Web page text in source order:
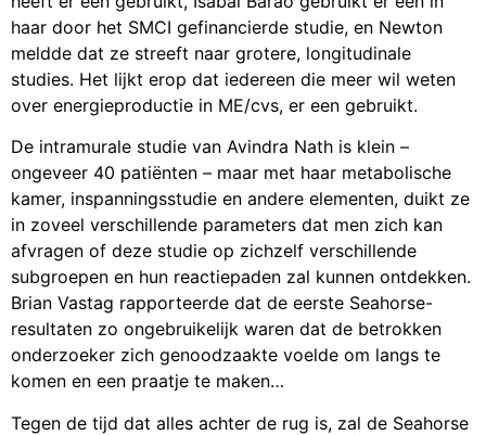
haar door het SMCI gefinancierde studie, en Newton
meldde dat ze streeft naar grotere, longitudinale
studies. Het lijkt erop dat iedereen die meer wil weten
over energieproductie in ME/cvs, er een gebruikt.
De intramurale studie van Avindra Nath is klein –
ongeveer 40 patiënten – maar met haar metabolische
kamer, inspanningsstudie en andere elementen, duikt ze
in zoveel verschillende parameters dat men zich kan
afvragen of deze studie op zichzelf verschillende
subgroepen en hun reactiepaden zal kunnen ontdekken.
Brian Vastag rapporteerde dat de eerste Seahorse-
resultaten zo ongebruikelijk waren dat de betrokken
onderzoeker zich genoodzaakte voelde om langs te
komen en een praatje te maken…
Tegen de tijd dat alles achter de rug is, zal de Seahorse